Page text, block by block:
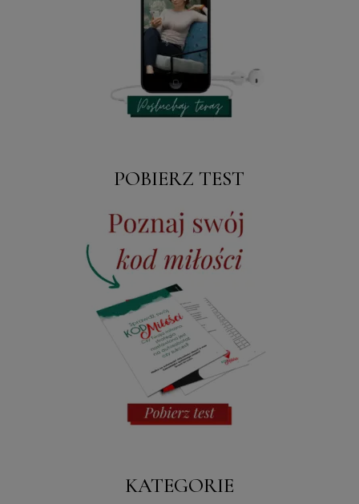
POBIERZ TEST
KATEGORIE